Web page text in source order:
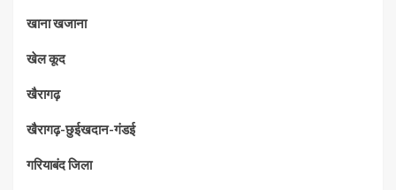
खाना खजाना
खेल कूद
खैरागढ़
खैरागढ़-छुईखदान-गंडई
गरियाबंद जिला